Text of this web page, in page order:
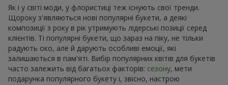
Як і у світі моди, у флористиці теж існують свої тренди.
Щороку з'являються нові популярні букети, а деякі
композиції з року в рік утримують лідерські позиції серед
клієнтів. Ті популярні букети, що зараз на піку, не тільки
радують око, але й дарують особливі емоції, які
залишаються в пам'яті. Вибір популярних квітів для букетів
часто залежить від багатьох факторів: сезону, мети
подарунка популярного букету і, звісно, настрою